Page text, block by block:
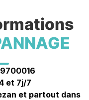
et 7j/7
et partout dans